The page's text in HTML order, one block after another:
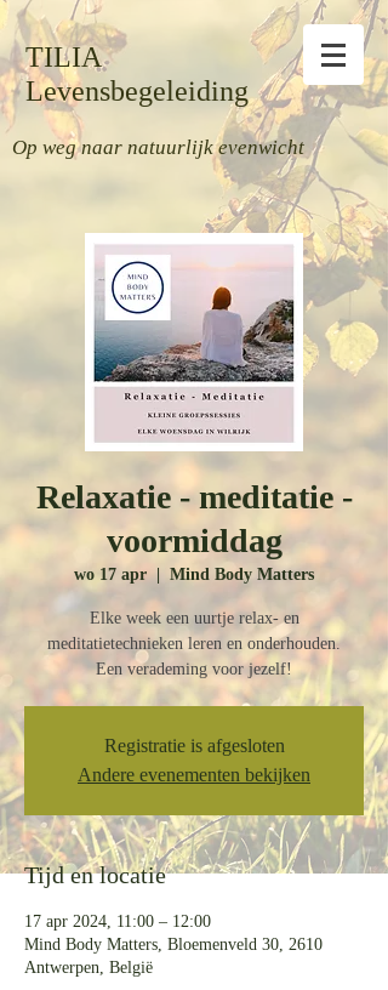
TILIA
Levensbegeleiding
Op weg naar natuurlijk evenwicht
Relaxatie - meditatie -
voormiddag
wo 17 apr
  |
Mind Body Matters
Elke week een uurtje relax- en
meditatietechnieken leren en onderhouden.
Een verademing voor jezelf!
Registratie is afgesloten
Andere evenementen bekijken
Tijd en locatie
17 apr 2024, 11:00 – 12:00
Mind Body Matters, Bloemenveld 30, 2610
Antwerpen, België